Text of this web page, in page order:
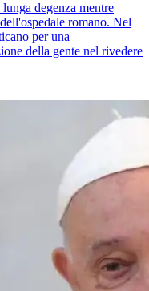
degenza mentre
romano. Nel
per una
della gente nel rivedere